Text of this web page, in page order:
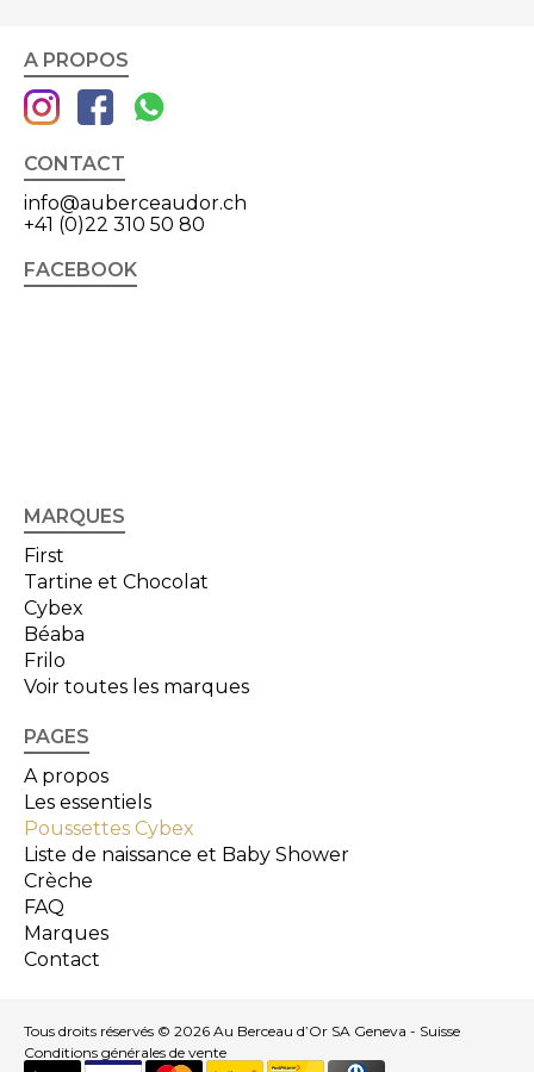
A PROPOS
CONTACT
info@auberceaudor.ch
+41 (0)22 310 50 80
FACEBOOK
MARQUES
First
Tartine et Chocolat
Cybex
Béaba
Frilo
Voir toutes les marques
PAGES
A propos
Les essentiels
Poussettes Cybex
Liste de naissance et Baby Shower
Crèche
FAQ
Marques
Contact
Tous droits réservés © 2026 Au Berceau d’Or SA Geneva - Suisse
Conditions générales de vente